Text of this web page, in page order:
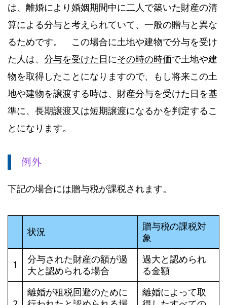
は、離婚により婚姻期間中に二人で築いた財産の清
算による分与と考えられていて、一般の贈与と異な
るためです。 この場合に土地や建物で分与を受け
た人は、 分与を受けた日にその時の時価で土地や建
物を取得したことになりますので、もし将来この土
地や建物を譲渡する時は、財産分与を受けた日を基
準に、長期譲渡又は短期譲渡になるかを判定するこ
とになります。
例外
下記の場合には贈与税が課税されます。
状況
贈与税の課税対
象
1
分与された財産の額が過
大と認められる場合
過大と認められ
る金額
離婚が租税回避のために
離婚によって取